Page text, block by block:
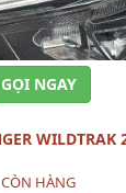
GỌI NGAY
CÒN HÀNG